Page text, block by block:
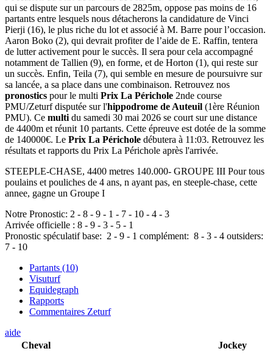
qui se dispute sur un parcours de 2825m, oppose pas moins de 16
partants entre lesquels nous détacherons la candidature de Vinci
Pierji (16), le plus riche du lot et associé à M. Barre pour l’occasion.
Aaron Boko (2), qui devrait profiter de l’aide de E. Raffin, tentera
de lutter activement pour le succès. Il sera pour cela accompagné
notamment de Tallien (9), en forme, et de Horton (1), qui reste sur
un succès. Enfin, Teila (7), qui semble en mesure de poursuivre sur
sa lancée, a sa place dans une combinaison. Retrouvez nos
pronostics pour le multi Prix La Périchole 2nde course
PMU/Zeturf disputée sur l'hippodrome de Auteuil (1ère Réunion
PMU). Ce multi du samedi 30 mai 2026 se court sur une distance
de 4400m et réunit 10 partants. Cette épreuve est dotée de la somme
de 140000€. Le Prix La Périchole débutera à 11:03. Retrouvez les
résultats et rapports du Prix La Périchole après l'arrivée.
STEEPLE-CHASE, 4400 metres 140.000- GROUPE III Pour tous
poulains et pouliches de 4 ans, n ayant pas, en steeple-chase, cette
annee, gagne un Groupe I
Notre Pronostic: 2 - 8 - 9 - 1 - 7 - 10 - 4 - 3
Arrivée officielle : 8 - 9 - 3 - 5 - 1
Pronostic spéculatif base: 2 - 9 - 1 complément: 8 - 3 - 4 outsiders:
7 - 10
Partants (10)
Visuturf
Equidegraph
Rapports
Commentaires Zeturf
aide
Cheval
Jockey